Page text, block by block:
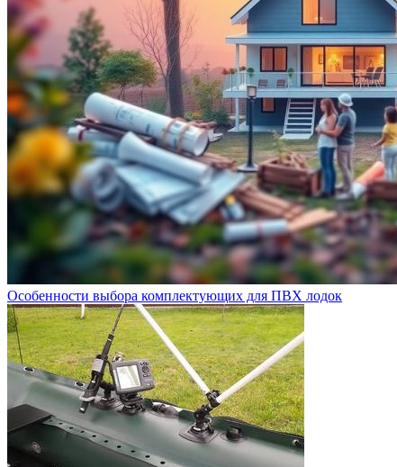
Особенности выбора комплектующих для ПВХ лодок